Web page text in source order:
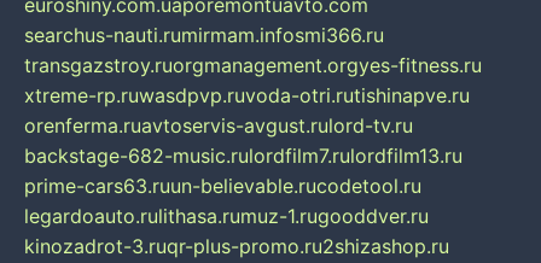
euroshiny.com.uaporemontuavto.com
searchus-nauti.rumirmam.infosmi366.ru
transgazstroy.ruorgmanagement.orgyes-fitness.ru
xtreme-rp.ruwasdpvp.ruvoda-otri.rutishinapve.ru
orenferma.ruavtoservis-avgust.rulord-tv.ru
backstage-682-music.rulordfilm7.rulordfilm13.ru
prime-cars63.ruun-believable.rucodetool.ru
legardoauto.rulithasa.rumuz-1.rugooddver.ru
kinozadrot-3.ruqr-plus-promo.ru2shizashop.ru